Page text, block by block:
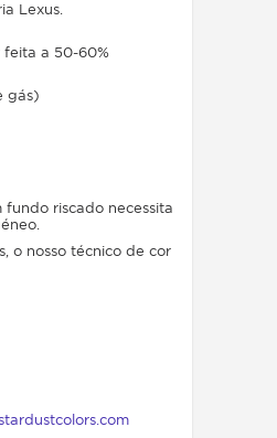
Lexus.
feita a 50-60%
gás)
riscado necessita
o nosso técnico de cor